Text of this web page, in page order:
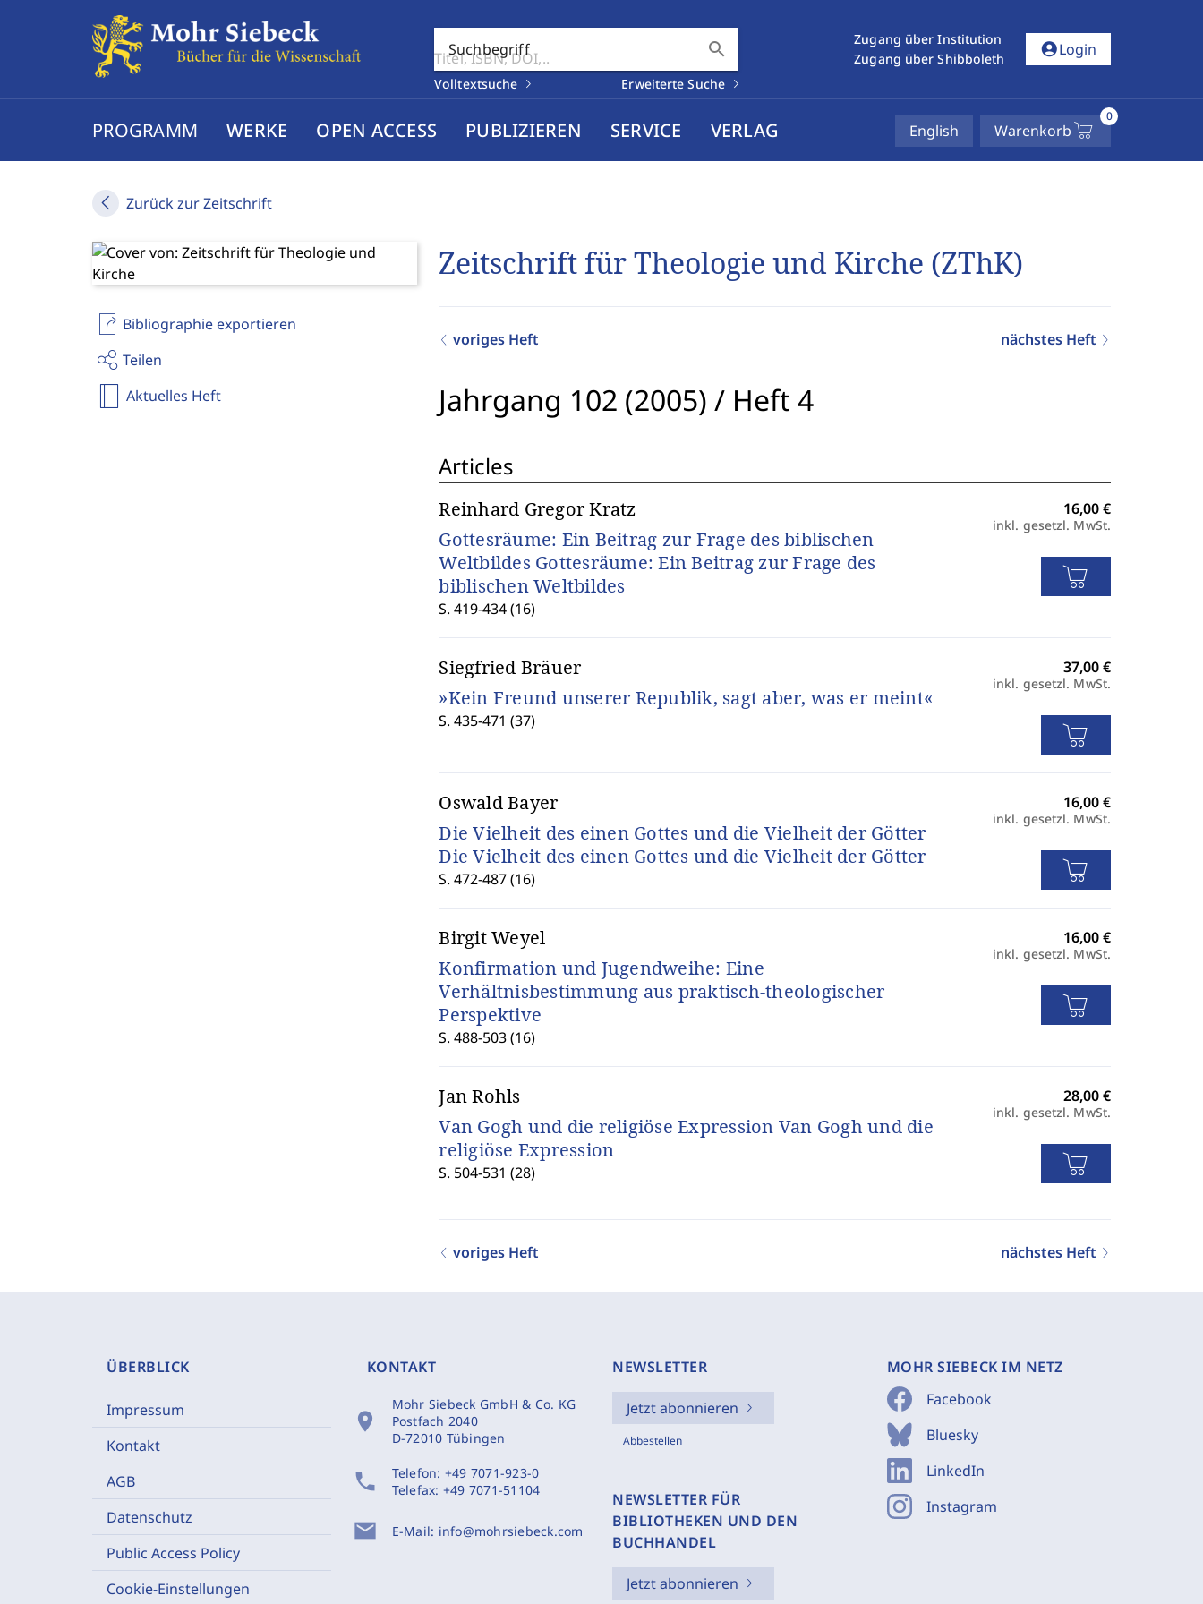
Suchbegriff search
Volltextsuche Erweiterte Suche
Zugang über Institution
Zugang über Shibboleth
account_circleLogin
PROGRAMM WERKE OPEN ACCESS PUBLIZIEREN SERVICE VERLAG English Warenkorb
0
Zurück zur Zeitschrift
Bibliographie exportieren
Teilen
Aktuelles Heft
Zeitschrift für Theologie und Kirche (ZThK)
voriges Heft nächstes Heft
Jahrgang 102 (2005) / Heft 4
Articles
Reinhard Gregor Kratz
Gottesräume: Ein Beitrag zur Frage des biblischen
Weltbildes Gottesräume: Ein Beitrag zur Frage des
biblischen Weltbildes
S. 419-434 (16)
inkl. gesetzl. MwSt.
Siegfried Bräuer
»Kein Freund unserer Republik, sagt aber, was er meint«
S. 435-471 (37)
inkl. gesetzl. MwSt.
Oswald Bayer
Die Vielheit des einen Gottes und die Vielheit der Götter
Die Vielheit des einen Gottes und die Vielheit der Götter
S. 472-487 (16)
inkl. gesetzl. MwSt.
Birgit Weyel
Konfirmation und Jugendweihe: Eine
Verhältnisbestimmung aus praktisch-theologischer
Perspektive
S. 488-503 (16)
inkl. gesetzl. MwSt.
Jan Rohls
Van Gogh und die religiöse Expression Van Gogh und die
religiöse Expression
S. 504-531 (28)
inkl. gesetzl. MwSt.
voriges Heft nächstes Heft
ÜBERBLICK
Impressum
Kontakt
AGB
Datenschutz
Public Access Policy
Cookie-Einstellungen
KONTAKT
location_on
Mohr Siebeck GmbH & Co. KG
Postfach 2040
D-72010 Tübingen
phone Telefon: +49 7071-923-0
Telefax: +49 7071-51104
mail E-Mail: info@mohrsiebeck.com
NEWSLETTER
Jetzt abonnieren
Abbestellen
NEWSLETTER FÜR
BIBLIOTHEKEN UND DEN
BUCHHANDEL
Jetzt abonnieren
MOHR SIEBECK IM NETZ
Facebook
Bluesky
LinkedIn
Instagram